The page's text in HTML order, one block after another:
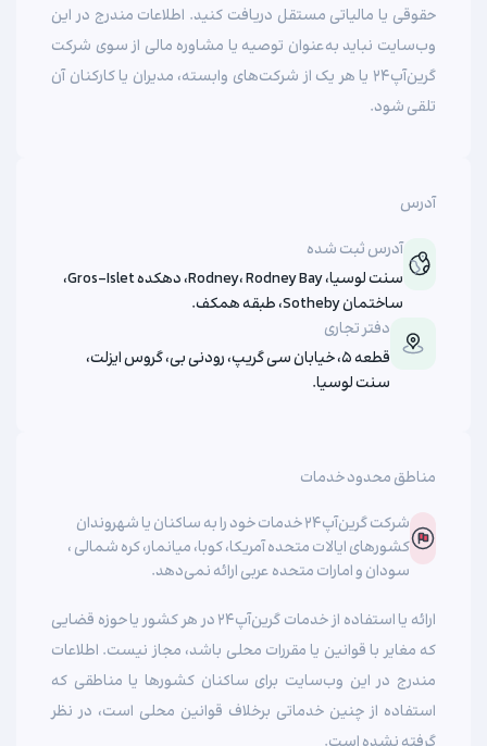
مناطق محدود خدمات
شرکت گرین‌آپ‌۲۴ خدمات خود را به ساکنان یا شهروندان
کشورهای ایالات متحده آمریکا، کوبا، میانمار، کره شمالی ،
سودان و امارات متحده عربی ارائه نمی‌دهد.
ارائه یا استفاده از خدمات گرین‌آپ‌۲۴ در هر کشور یا حوزه قضایی
که مغایر با قوانین یا مقررات محلی باشد، مجاز نیست. اطلاعات
مندرج در این وب‌سایت برای ساکنان کشورها یا مناطقی که
استفاده از چنین خدماتی برخلاف قوانین محلی است، در نظر
آدرس
آدرس ثبت شده
سنت لوسیا، Rodney، Rodney Bay، دهکده Gros-Islet،
ساختمان Sotheby، طبقه همکف.
دفتر تجاری
قطعه ۵، خیابان سی گریپ، رودنی بی، گروس ایزلت،
سنت لوسیا.
حقوقی یا مالیاتی مستقل دریافت کنید. اطلاعات مندرج در این
وب‌سایت نباید به‌عنوان توصیه یا مشاوره مالی از سوی شرکت
گرین‌آپ‌۲۴ یا هر یک از شرکت‌های وابسته، مدیران یا کارکنان آن
تلقی شود.